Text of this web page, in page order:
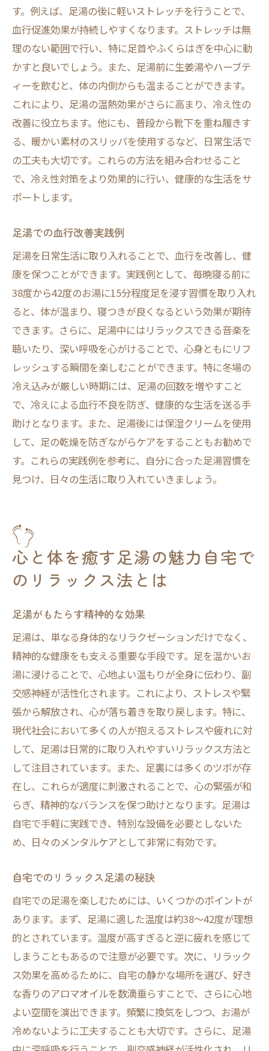
す。例えば、足湯の後に軽いストレッチを行うことで、
血行促進効果が持続しやすくなります。ストレッチは無
理のない範囲で行い、特に足首やふくらはぎを中心に動
かすと良いでしょう。また、足湯前に生姜湯やハーブテ
ィーを飲むと、体の内側からも温まることができます。
これにより、足湯の温熱効果がさらに高まり、冷え性の
改善に役立ちます。他にも、普段から靴下を重ね履きす
る、暖かい素材のスリッパを使用するなど、日常生活で
の工夫も大切です。これらの方法を組み合わせること
で、冷え性対策をより効果的に行い、健康的な生活をサ
ポートします。
足湯での血行改善実践例
足湯を日常生活に取り入れることで、血行を改善し、健
康を保つことができます。実践例として、毎晩寝る前に
38度から42度のお湯に15分程度足を浸す習慣を取り入れ
ると、体が温まり、寝つきが良くなるという効果が期待
できます。さらに、足湯中にはリラックスできる音楽を
聴いたり、深い呼吸を心がけることで、心身ともにリフ
レッシュする瞬間を楽しむことができます。特に冬場の
冷え込みが厳しい時期には、足湯の回数を増やすこと
で、冷えによる血行不良を防ぎ、健康的な生活を送る手
助けとなります。また、足湯後には保湿クリームを使用
して、足の乾燥を防ぎながらケアをすることもお勧めで
す。これらの実践例を参考に、自分に合った足湯習慣を
見つけ、日々の生活に取り入れていきましょう。
心と体を癒す足湯の魅力自宅で
のリラックス法とは
足湯がもたらす精神的な効果
足湯は、単なる身体的なリラクゼーションだけでなく、
精神的な健康をも支える重要な手段です。足を温かいお
湯に浸けることで、心地よい温もりが全身に伝わり、副
交感神経が活性化されます。これにより、ストレスや緊
張から解放され、心が落ち着きを取り戻します。特に、
現代社会において多くの人が抱えるストレスや疲れに対
して、足湯は日常的に取り入れやすいリラックス方法と
して注目されています。また、足裏には多くのツボが存
在し、これらが適度に刺激されることで、心の緊張が和
らぎ、精神的なバランスを保つ助けとなります。足湯は
自宅で手軽に実践でき、特別な設備を必要としないた
め、日々のメンタルケアとして非常に有効です。
自宅でのリラックス足湯の秘訣
自宅での足湯を楽しむためには、いくつかのポイントが
あります。まず、足湯に適した温度は約38～42度が理想
的とされています。温度が高すぎると逆に疲れを感じて
しまうこともあるので注意が必要です。次に、リラック
ス効果を高めるために、自宅の静かな場所を選び、好き
な香りのアロマオイルを数滴垂らすことで、さらに心地
よい空間を演出できます。頻繁に換気をしつつ、お湯が
冷めないように工夫することも大切です。さらに、足湯